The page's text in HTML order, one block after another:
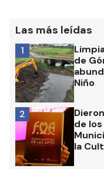
Las más leídas
de
Niño
1
de
la
2